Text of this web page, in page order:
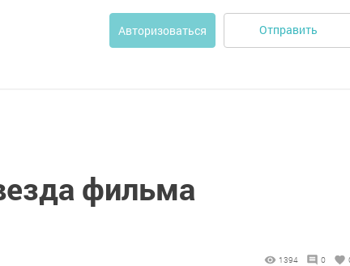
Авторизоваться Отправить
фильма
1394 0